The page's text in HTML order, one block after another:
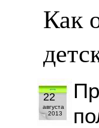
Как
22
августа
2013